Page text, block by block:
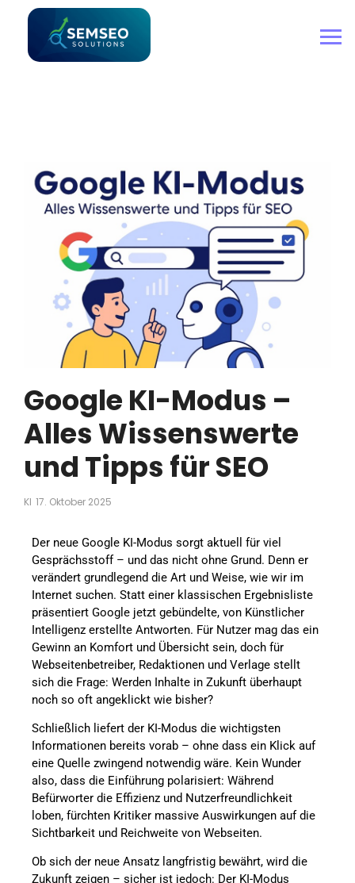
Google KI-Modus –
Alles Wissenswerte
und Tipps für SEO
KI 17. Oktober 2025
Der neue Google KI-Modus sorgt aktuell für viel
Gesprächsstoff – und das nicht ohne Grund. Denn er
verändert grundlegend die Art und Weise, wie wir im
Internet suchen. Statt einer klassischen Ergebnisliste
präsentiert Google jetzt gebündelte, von Künstlicher
Intelligenz erstellte Antworten. Für Nutzer mag das ein
Gewinn an Komfort und Übersicht sein, doch für
Webseitenbetreiber, Redaktionen und Verlage stellt
sich die Frage: Werden Inhalte in Zukunft überhaupt
noch so oft angeklickt wie bisher?
Schließlich liefert der KI-Modus die wichtigsten
Informationen bereits vorab – ohne dass ein Klick auf
eine Quelle zwingend notwendig wäre. Kein Wunder
also, dass die Einführung polarisiert: Während
Befürworter die Effizienz und Nutzerfreundlichkeit
loben, fürchten Kritiker massive Auswirkungen auf die
Sichtbarkeit und Reichweite von Webseiten.
Ob sich der neue Ansatz langfristig bewährt, wird die
Zukunft zeigen – sicher ist jedoch: Der KI-Modus